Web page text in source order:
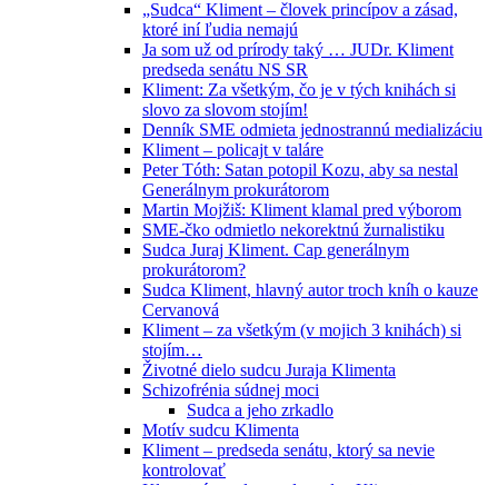
„Sudca“ Kliment – človek princípov a zásad,
ktoré iní ľudia nemajú
Ja som už od prírody taký … JUDr. Kliment
predseda senátu NS SR
Kliment: Za všetkým, čo je v tých knihách si
slovo za slovom stojím!
Denník SME odmieta jednostrannú medializáciu
Kliment – policajt v taláre
Peter Tóth: Satan potopil Kozu, aby sa nestal
Generálnym prokurátorom
Martin Mojžiš: Kliment klamal pred výborom
SME-čko odmietlo nekorektnú žurnalistiku
Sudca Juraj Kliment. Cap generálnym
prokurátorom?
Sudca Kliment, hlavný autor troch kníh o kauze
Cervanová
Kliment – za všetkým (v mojich 3 knihách) si
stojím…
Životné dielo sudcu Juraja Klimenta
Schizofrénia súdnej moci
Sudca a jeho zrkadlo
Motív sudcu Klimenta
Kliment – predseda senátu, ktorý sa nevie
kontrolovať